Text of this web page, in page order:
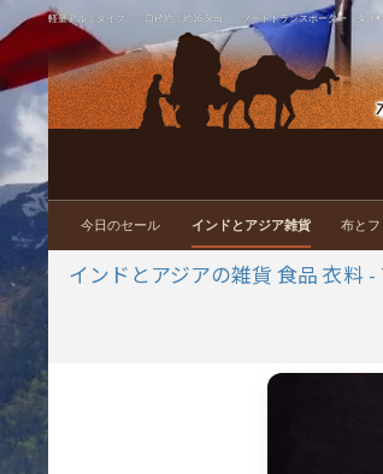
軽量アルミタイプ 〔口径約：約16.5cm〕 フードトランスポーター タイ料
今日のセール インドとアジア雑貨 布とフ
インドとアジアの雑貨 食品 衣料 -